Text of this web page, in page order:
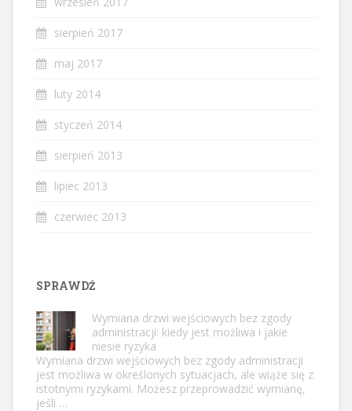
sierpień 2017
maj 2017
luty 2014
styczeń 2014
sierpień 2013
lipiec 2013
czerwiec 2013
SPRAWDŹ
Wymiana drzwi wejściowych bez zgody
administracji: kiedy jest możliwa i jakie
niesie ryzyka
Wymiana drzwi wejściowych bez zgody administracji
jest możliwa w określonych sytuacjach, ale wiąże się z
istotnymi ryzykami. Możesz przeprowadzić wymianę,
jeśli …